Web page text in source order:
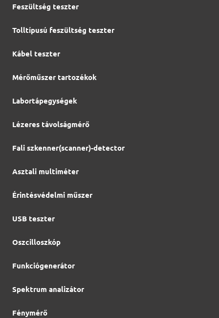
Feszültség teszter
Tolltípusú feszültség teszter
Kábel teszter
Mérőműszer tartozékok
Labortápegységek
Lézeres távolságmérő
Fali szkenner(scanner)-detector
Asztali multiméter
Érintésvédelmi műszer
USB teszter
Oszcilloszkóp
Funkciógenerátor
Spektrum analizátor
Fénymérő